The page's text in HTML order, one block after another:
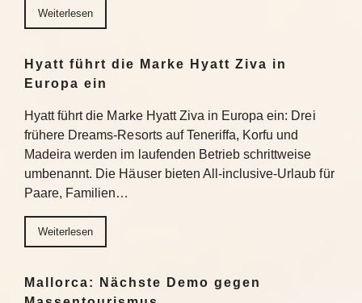
Weiterlesen
Hyatt führt die Marke Hyatt Ziva in
Europa ein
Hyatt führt die Marke Hyatt Ziva in Europa ein: Drei
frühere Dreams-Resorts auf Teneriffa, Korfu und
Madeira werden im laufenden Betrieb schrittweise
umbenannt. Die Häuser bieten All-inclusive-Urlaub für
Paare, Familien…
Weiterlesen
Mallorca: Nächste Demo gegen